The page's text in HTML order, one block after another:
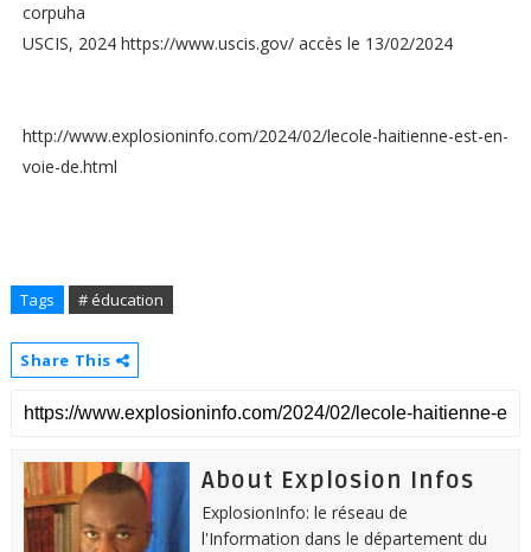
corpuha
USCIS, 2024 https://www.uscis.gov/ accès le 13/02/2024
http://www.explosioninfo.com/2024/02/lecole-haitienne-est-en-
voie-de.html
Tags # éducation
Share This
About Explosion Infos
ExplosionInfo: le réseau de
l'Information dans le département du